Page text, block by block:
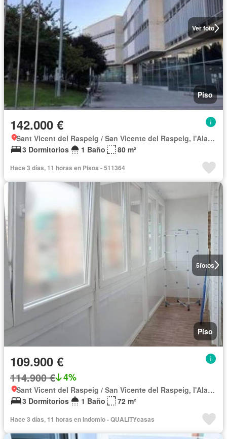
Ver foto
Piso
142.000 €
Sant Vicent del Raspeig / San Vicente del Raspeig, l'Alacantí
3 Dormitorios
1 Baño 80 m²
Hace 3 días, 11 horas en Pisos - 511364
5fotos
Piso
109.900 €
114.900 € 4%
Sant Vicent del Raspeig / San Vicente del Raspeig, l'Alacantí
3 Dormitorios
1 Baño 72 m²
Hace 3 días, 11 horas en Indomio - QUALITYcasas